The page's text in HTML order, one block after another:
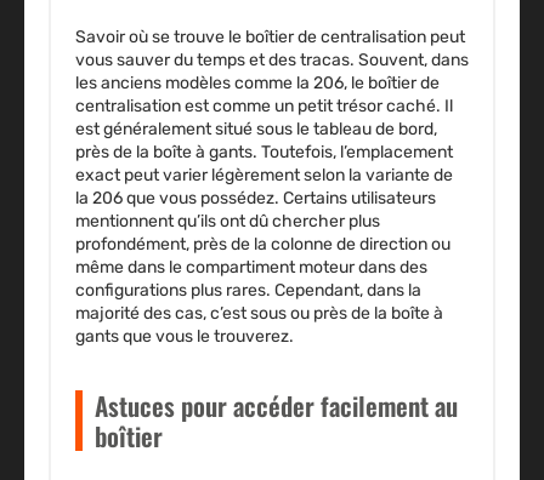
Savoir où se trouve le boîtier de centralisation peut
vous sauver du temps et des tracas. Souvent, dans
les anciens modèles comme la 206, le boîtier de
centralisation est comme un petit trésor caché. Il
est généralement situé sous le tableau de bord,
près de la boîte à gants. Toutefois, l’emplacement
exact peut varier légèrement selon la variante de
la 206 que vous possédez. Certains utilisateurs
mentionnent qu’ils ont dû chercher plus
profondément, près de la colonne de direction ou
même dans le compartiment moteur dans des
configurations plus rares. Cependant, dans la
majorité des cas, c’est sous ou près de la boîte à
gants que vous le trouverez.
Astuces pour accéder facilement au
boîtier